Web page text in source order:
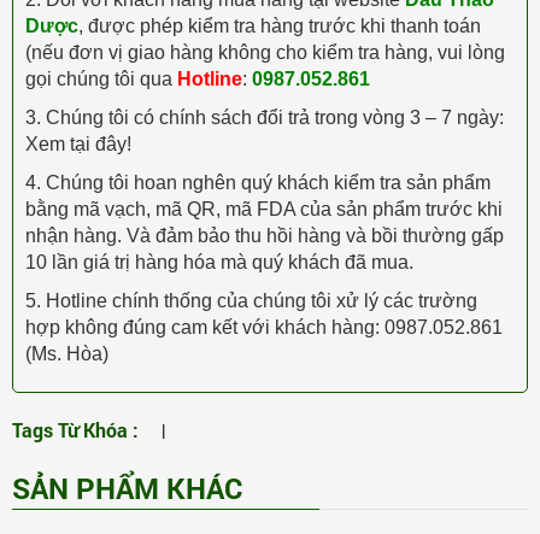
Dược, được phép kiểm tra hàng trước khi thanh toán
(nếu đơn vị giao hàng không cho kiểm tra hàng, vui lòng
gọi chúng tôi qua Hotline: 0987.052.861
3. Chúng tôi có chính sách đổi trả trong vòng 3 – 7 ngày:
Xem tại đây!
4. Chúng tôi hoan nghên quý khách kiểm tra sản phẩm
bằng mã vạch, mã QR, mã FDA của sản phẩm trước khi
nhận hàng. Và đảm bảo thu hồi hàng và bồi thường gấp
10 lần giá trị hàng hóa mà quý khách đã mua.
5. Hotline chính thống của chúng tôi xử lý các trường
hợp không đúng cam kết với khách hàng: 0987.052.861
(Ms. Hòa)
Tags Từ Khóa : |
SẢN PHẨM KHÁC